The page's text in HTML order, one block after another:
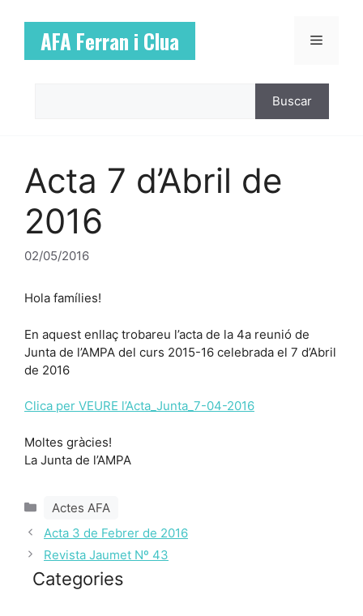
contingutAFA Ferran i Clua Menú
Buscar
Acta 7 d’Abril de
2016
02/05/2016
Hola famílies!
En aquest enllaç trobareu l’acta de la 4a reunió de
Junta de l’AMPA del curs 2015-16 celebrada el 7 d’Abril
de 2016
Clica per VEURE l’Acta_Junta_7-04-2016
Moltes gràcies!
La Junta de l’AMPA
Categories
Actes AFA
Acta 3 de Febrer de 2016
Revista Jaumet Nº 43
Categories